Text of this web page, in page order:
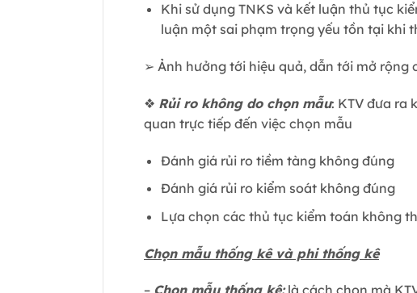
Khi sử dụng TNKS và kết luận thủ tục
luận một sai phạm trọng yếu tồn tại khi
➢ Ảnh hưởng tới hiệu quả, dẫn tới mở rộng
❖ Rủi ro không do chọn mẫu: KTV đưa ra
quan trực tiếp đến việc chọn mẫu
Đánh giá rủi ro tiềm tàng không đúng
Đánh giá rủi ro kiểm soát không đúng
Lựa chọn các thủ tục kiểm toán không
Chọn mẫu thống kê và phi thống kê